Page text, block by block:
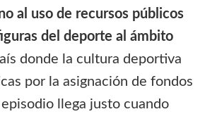
al uso de recursos públicos
del deporte al ámbito
donde la cultura deportiva
por la asignación de fondos
llega justo cuando